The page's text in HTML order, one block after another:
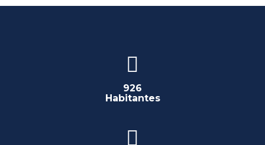
926
Habitantes